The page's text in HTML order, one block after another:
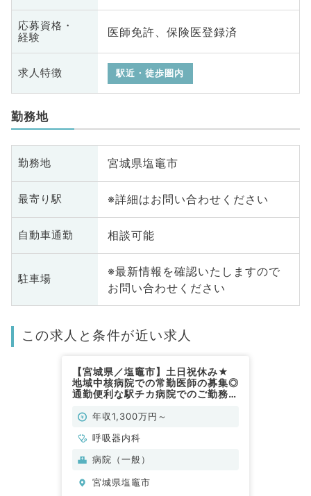
応募資格・
経験
医師免許、保険医登録済
求人特徴 駅近・徒歩圏内
勤務地
勤務地 宮城県塩竈市
最寄り駅 ※詳細はお問い合わせください
自動車通勤 相談可能
駐車場
※最新情報を確認いたしますので
お問い合わせください
この求人と条件が近い求人
【宮城県／塩竈市】土日祝休み★
地域中核病院での常勤医師の募集◎
通勤便利な駅チカ病院でのご勤務で
年収1,300万円～
呼吸器内科
病院（一般）
宮城県塩竈市